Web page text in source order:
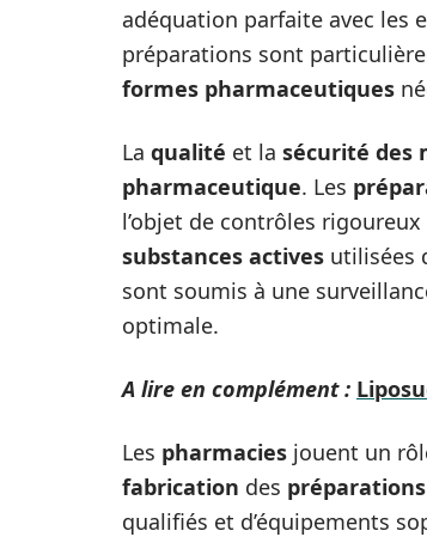
adéquation parfaite avec les
préparations sont
formes pharmaceutiques
La qualité et la sécurité des
pharmaceutique. Les
l’objet de contrôles
substances actives utilisées
sont soumis à une
optimale.
A lire en complément :
Les pharmacies jouent un
fabrication des
qualifiés et d’équipements